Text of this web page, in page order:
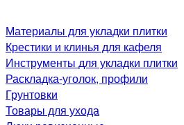
Материалы для укладки плитки
Крестики и клинья для кафеля
Инструменты для укладки плитки
Раскладка-уголок, профили
Грунтовки
Товары для ухода